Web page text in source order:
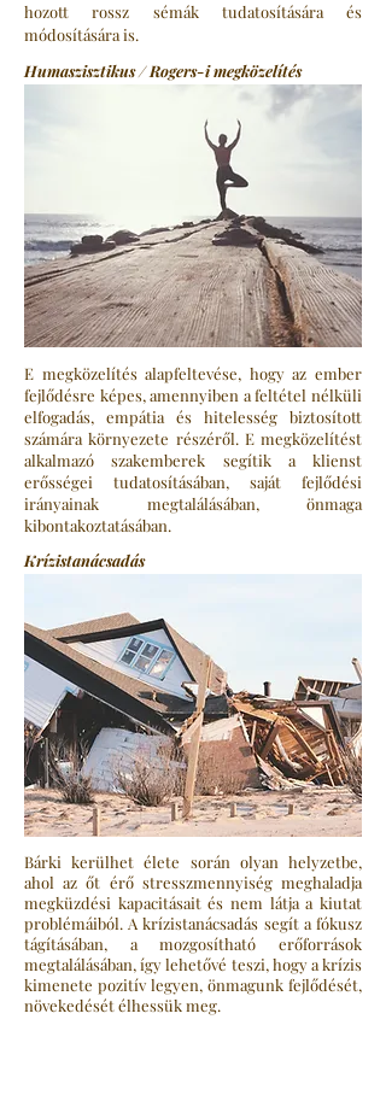
hozott rossz sémák tudatosítására és
módosítására is.
Humaszisztikus / Rogers-i megközelítés
E megközelítés alapfeltevése, hogy az ember
fejlődésre képes, amennyiben a feltétel nélküli
elfogadás, empátia és hitelesség biztosított
számára környezete részéről. E megközelítést
alkalmazó szakemberek segítik a klienst
erősségei tudatosításában, saját fejlődési
irányainak megtalálásában, önmaga
kibontakoztatásában.
Krízistanácsadás
Bárki kerülhet élete során olyan helyzetbe,
ahol az őt érő stresszmennyiség meghaladja
megküzdési kapacitásait és nem látja a kiutat
problémáiból. A krízistanácsadás segít a fókusz
tágításában, a mozgosítható erőforrások
megtalálásában, így lehetővé teszi, hogy a krízis
kimenete pozitív legyen, önmagunk fejlődését,
növekedését élhessük meg.